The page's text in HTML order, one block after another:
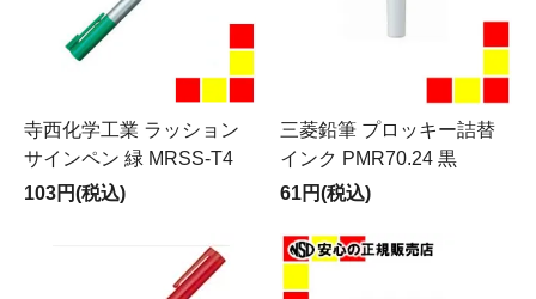
寺西化学工業 ラッション
サインペン 緑 MRSS-T4
103円(税込)
三菱鉛筆 プロッキー詰替
インク PMR70.24 黒
61円(税込)